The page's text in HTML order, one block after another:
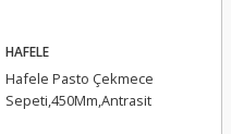
HAFELE
Hafele Pasto Çekmece
Sepeti,450Mm,Antrasit